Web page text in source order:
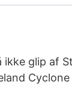
glip af